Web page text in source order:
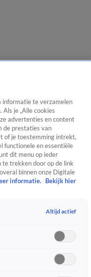
Gekte
4 feb 2025,
Gisteren
Clubs
passen
Noa Vahle
informatie te verzamelen
je „Alle cookies
advertenties en content
de prestaties van
of je toestemming intrekt,
functionele en essentiële
dit menu op ieder
te trekken door op de link
binnen onze Digitale
informatie.
Bekijk hier
Altijd actief